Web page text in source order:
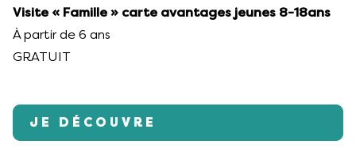
Visite « Famille » carte avantages jeunes 8-18ans
À partir de 6 ans
GRATUIT
JE DÉCOUVRE